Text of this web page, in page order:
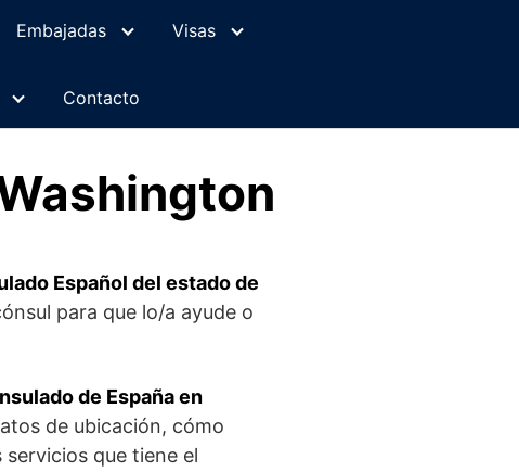
Embajadas Visas
Contacto
Español del estado de
para que lo/a ayude o
de España en
de ubicación, cómo
que tiene el